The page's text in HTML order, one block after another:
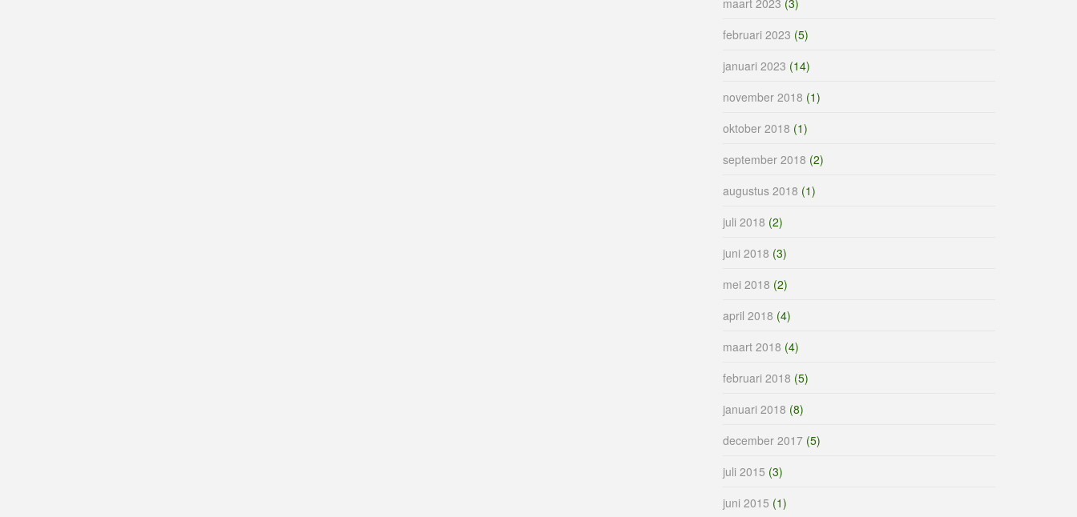
februari 2023 (5)
januari 2023 (14)
november 2018 (1)
oktober 2018 (1)
september 2018 (2)
augustus 2018 (1)
juli 2018 (2)
juni 2018 (3)
mei 2018 (2)
april 2018 (4)
maart 2018 (4)
februari 2018 (5)
januari 2018 (8)
december 2017 (5)
juli 2015 (3)
juni 2015 (1)